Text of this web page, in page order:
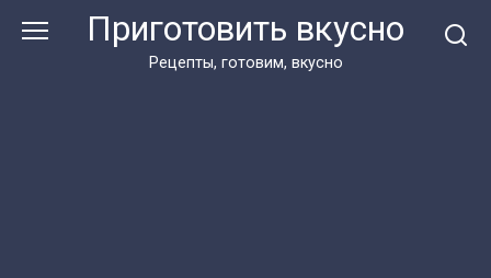
Приготовить вкусно
Рецепты, готовим, вкусно